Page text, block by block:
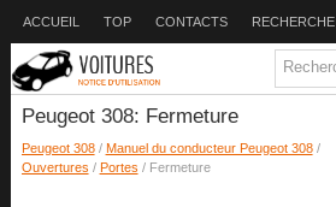
ACCUEIL TOP CONTACTS RECHERCHE
Peugeot 308: Fermeture
Peugeot 308/ Manuel du conducteur Peugeot 308/
Ouvertures / Portes / Fermeture